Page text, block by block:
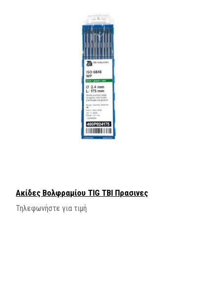
Ακίδες Βολφραμίου TIG ΤΒΙ Πρασινες
Τηλεφωνήστε για τιμή